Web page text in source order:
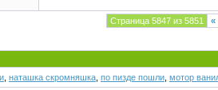
Страница 5847 из 5851 «
, наташка скромняшка, по пизде пошли, мотор